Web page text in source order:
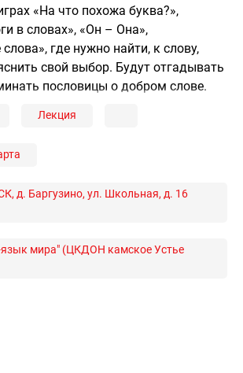
«На что похожа буква?»,
в словах», «Он – Она»,
где нужно найти, к слову,
свой выбор. Будут отгадывать
пословицы о добром слове.
Лекция
д. Баргузино, ул. Школьная, д. 16
язык мира" (ЦКДОН камское Устье